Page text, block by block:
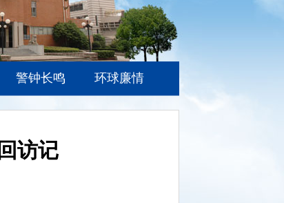
警钟长鸣 环球廉情
访记